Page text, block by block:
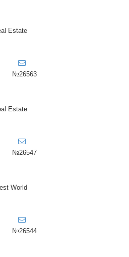
Estate
Estate
№26563
World
№26547
№26544